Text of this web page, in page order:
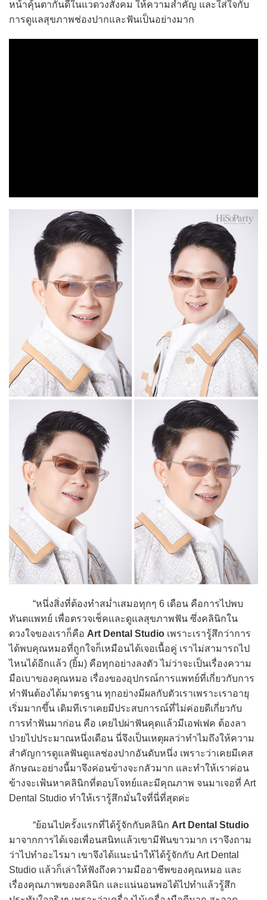
หน้าคุ้นตากันดีในแวดวงสังคม ให้ความสำคัญ และใส่ใจกับ
การดูแลสุขภาพช่องปากและฟันเป็นอย่างมาก
“หนึ่งสิ่งที่ต้องทำสม่ำเสมอทุกๆ 6 เดือน คือการไปพบ
ทันตแพทย์ เพื่อตรวจเช็คและดูแลสุขภาพฟัน ซึ่งคลินิกใน
ดวงใจของเราก็คือ Art Dental Studio เพราะเรารู้สึกว่าการ
ได้พบคุณหมอที่ถูกใจก็เหมือนได้เจอเนื้อคู่ เราไม่สามารถไป
ไหนได้อีกแล้ว (ยิ้ม) คือทุกอย่างลงตัว ไม่ว่าจะเป็นเรื่องความ
มือเบาของคุณหมอ เรื่องของอุปกรณ์การแพทย์ที่เกี่ยวกับการ
ทำฟันต้องได้มาตรฐาน ทุกอย่างมีผลกับตัวเราเพราะเราอายุ
เริ่มมากขึ้น เดิมทีเราเคยมีประสบการณ์ที่ไม่ค่อยดีเกี่ยวกับ
การทำฟันมาก่อน คือ เคยไปผ่าฟันคุดแล้วมีเอฟเฟค ต้องลา
ป่วยไปประมาณหนึ่งเดือน นี่จึงเป็นเหตุผลว่าทำไมถึงให้ความ
สำคัญการดูแลฟันดูแลช่องปากอันดับหนึ่ง เพราะว่าเคยมีเคส
ลักษณะอย่างนี้มาจึงค่อนข้างจะกลัวมาก และทำให้เราค่อน
ข้างจะเฟ้นหาคลินิกที่ตอบโจทย์และมีคุณภาพ จนมาเจอที่ Art
Dental Studio ทำให้เรารู้สึกมั่นใจที่นี่ที่สุดค่ะ
“ย้อนไปครั้งแรกที่ได้รู้จักกับคลินิก Art Dental Studio
มาจากการได้เจอเพื่อนสนิทแล้วเขามีฟันขาวมาก เราจึงถาม
ว่าไปทำอะไรมา เขาจึงได้แนะนำให้ได้รู้จักกับ Art Dental
Studio แล้วก็เล่าให้ฟังถึงความมืออาชีพของคุณหมอ และ
เรื่องคุณภาพของคลินิก และแน่นอนพอได้ไปทำแล้วรู้สึก